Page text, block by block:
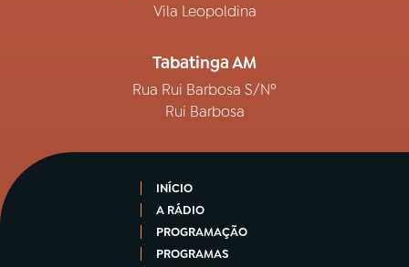
Vila Leopoldina
Tabatinga AM
Rua Rui Barbosa S/Nº
Rui Barbosa
INÍCIO
A RÁDIO
PROGRAMAÇÃO
PROGRAMAS